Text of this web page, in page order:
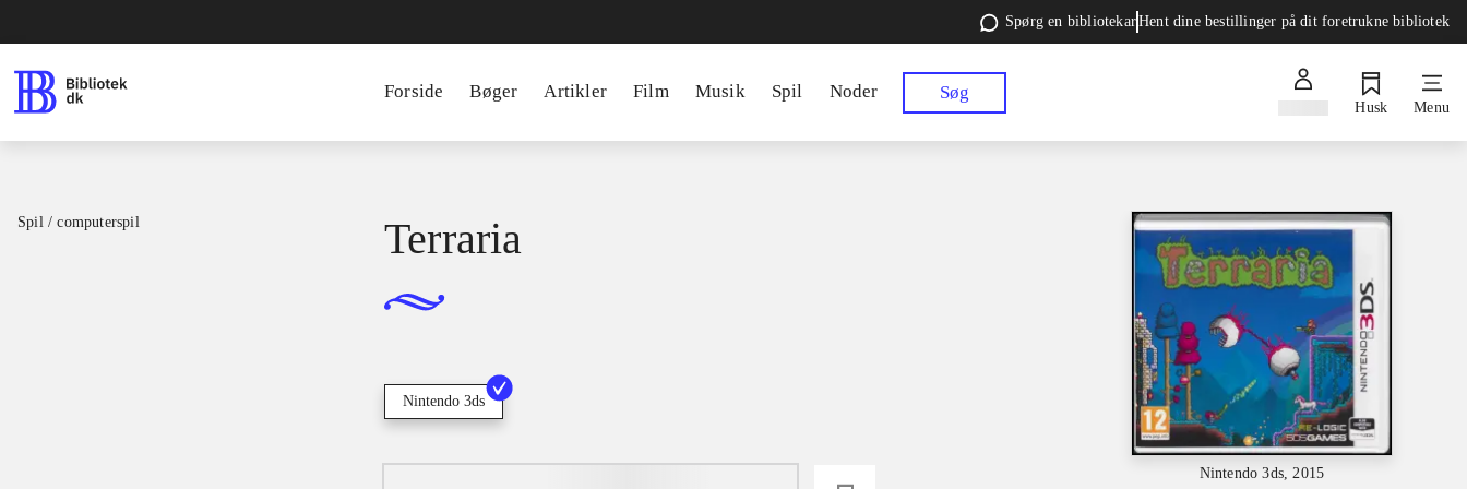
Spørg en bibliotekarHent dine bestillinger på dit foretrukne bibliotek
Forside Bøger Artikler Film Musik Spil Noder Søg
Husk Menu
Spil / computerspil
Nintendo 3ds, 2015
Terraria
Nintendo 3ds